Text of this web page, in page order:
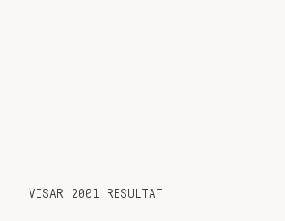
VISAR 2001 RESULTAT